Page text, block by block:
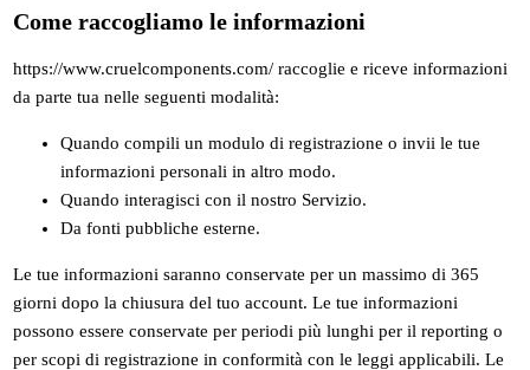
Come raccogliamo le informazioni
https://www.cruelcomponents.com/ raccoglie e riceve informazioni
da parte tua nelle seguenti modalità:
Quando compili un modulo di registrazione o invii le tue
informazioni personali in altro modo.
Quando interagisci con il nostro Servizio.
Da fonti pubbliche esterne.
Le tue informazioni saranno conservate per un massimo di 365
giorni dopo la chiusura del tuo account. Le tue informazioni
possono essere conservate per periodi più lunghi per il reporting o
per scopi di registrazione in conformità con le leggi applicabili. Le